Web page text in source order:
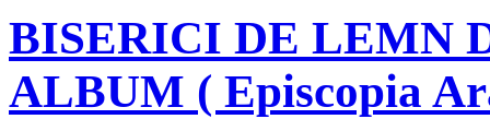
BISERICI DE LEMN
ALBUM ( Episcopia